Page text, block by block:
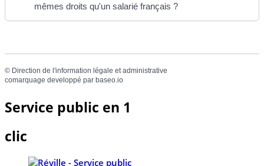
mêmes droits qu'un salarié français ?
© Direction de l'information légale et administrative
comarquage developpé par baseo.io
Service public en 1
clic